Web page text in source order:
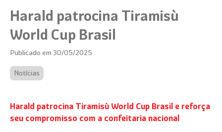
Harald patrocina Tiramisù
World Cup Brasil
Publicado em 30/05/2025
Notícias
Harald patrocina Tiramisù World Cup Brasil e reforça
seu compromisso com a confeitaria nacional